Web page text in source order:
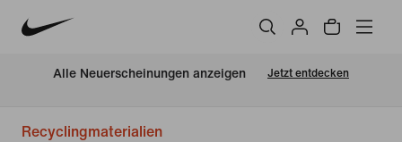
Alle Neuerscheinungen anzeigen Jetzt entdecken
Recyclingmaterialien